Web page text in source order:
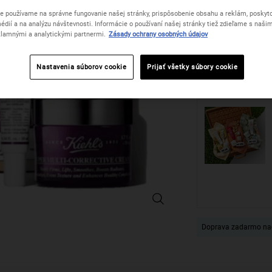
Anti-Aging Preparations - Zväčšiť
−
Počet
Doprava zadarmo
používame na správne fungovanie našej stránky, prispôsobenie obsahu a reklám,
a na analýzu návštevnosti. Informácie o používaní našej stránky tiež zdieľame s
a analytickými partnermi. Zásady ochrany osobných údajov
Nastavenia súborov cookie Prijať všetky súbory cookie